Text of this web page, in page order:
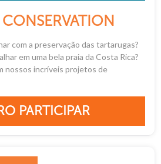
com a preservação das tartarugas?
em uma bela praia da Costa Rica?
nossos incríveis projetos de
PARTICIPAR